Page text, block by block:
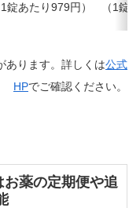
1錠あたり979円）
（1錠
ります。詳しくは公式
HPでご確認ください。
薬の定期便や追